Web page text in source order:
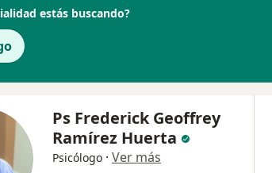
estás buscando?
Ps Frederick Geoffrey
Ramírez Huerta
Psicólogo · Ver más